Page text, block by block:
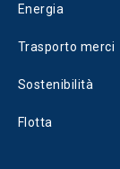
Energia
Trasporto merci
Sostenibilità
Flotta